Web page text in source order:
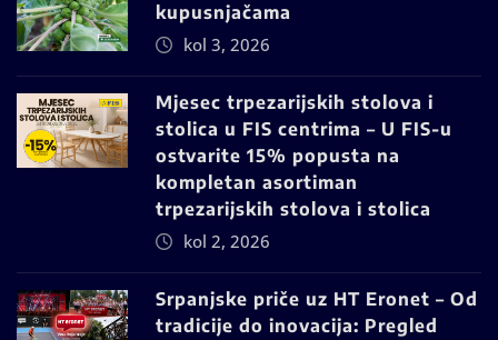
kupusnjačama
kol 3, 2026
Mjesec trpezarijskih stolova i
stolica u FIS centrima – U FIS-u
ostvarite 15% popusta na
kompletan asortiman
trpezarijskih stolova i stolica
kol 2, 2026
Srpanjske priče uz HT Eronet – Od
tradicije do inovacija: Pregled